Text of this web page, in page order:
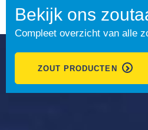
Bekijk ons
Compleet overzicht van alle
ZOUT PRODUCTEN